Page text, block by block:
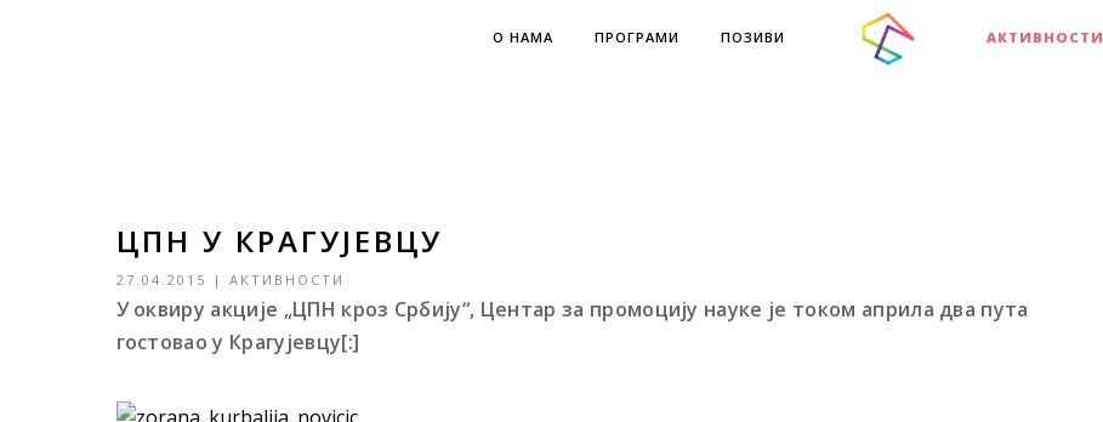
О НАМА ПРОГРАМИ ПОЗИВИ АКТИВНОСТИ
ЦПН У КРАГУЈЕВЦУ
27.04.2015 | АКТИВНОСТИ
У оквиру акције „ЦПН кроз Србију“, Центар за промоцију науке је током априла два пута
гостовао у Крагујевцу[:]